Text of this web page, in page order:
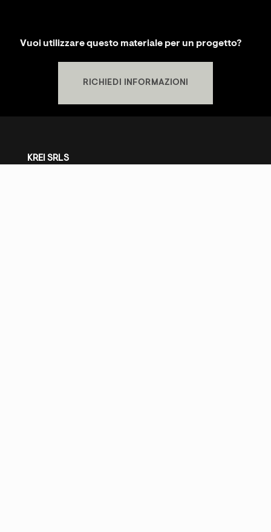
Vuoi utilizzare questo materiale per un progetto?
RICHIEDI INFORMAZIONI
KREI SRLS